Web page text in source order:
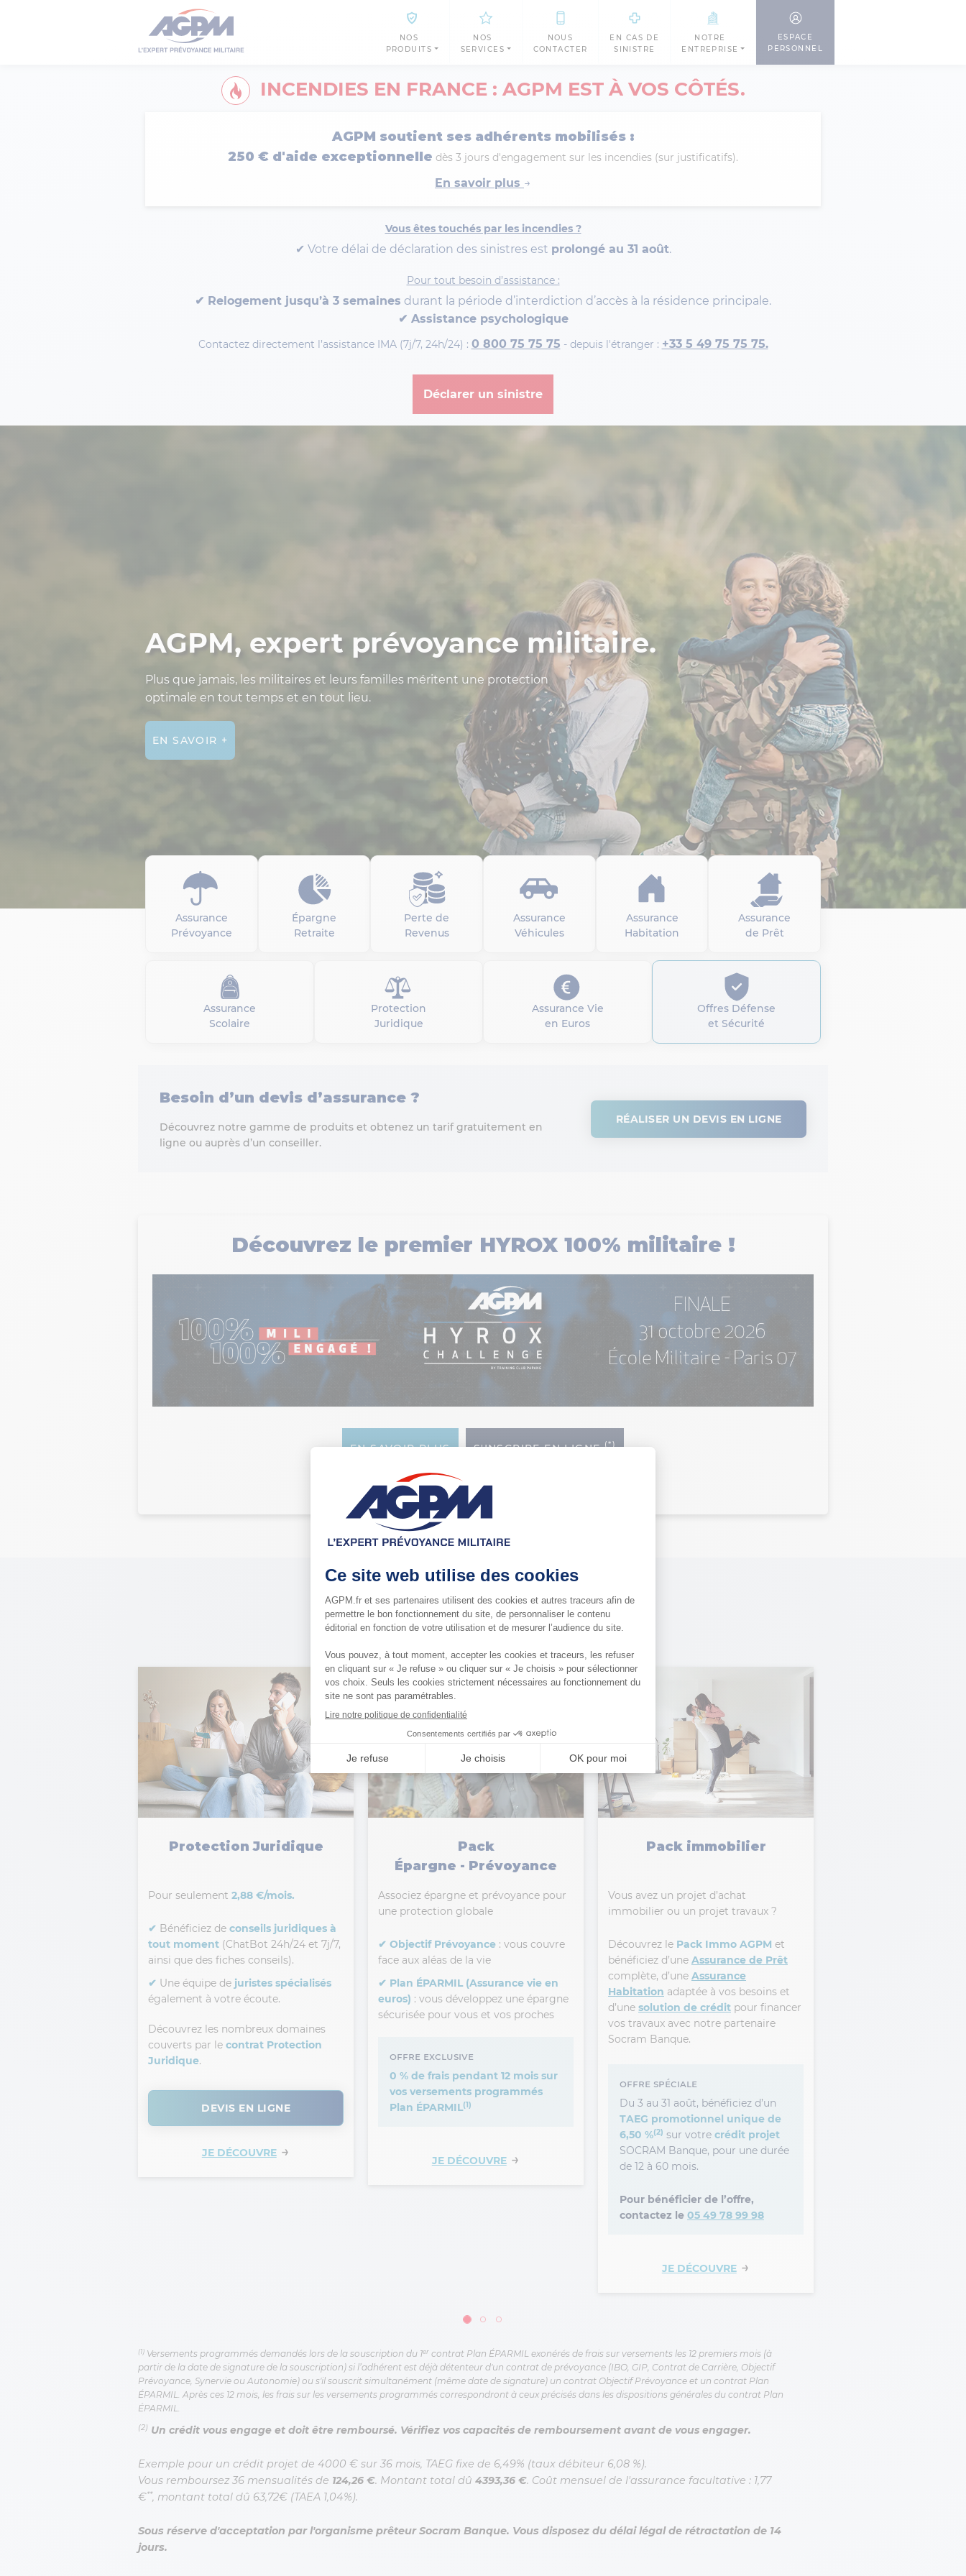
NOS
PRODUITS
NOS
SERVICES
NOUS
CONTACTER
EN CAS DE
SINISTRE
NOTRE
ENTREPRISE
ESPACE
PERSONNEL
INCENDIES EN FRANCE : AGPM EST À VOS CÔTÉS.
AGPM soutient ses adhérents mobilisés :
250 € d'aide exceptionnelle dès 3 jours d'engagement sur les incendies (sur justificatifs).
En savoir plus →
Vous êtes touchés par les incendies ?
✔ Votre délai de déclaration des sinistres est prolongé au 31 août.
Pour tout besoin d’assistance :
✔ Relogement jusqu’à 3 semaines durant la période d’interdiction d’accès à la résidence principale.
✔ Assistance psychologique
Contactez directement l’assistance IMA (7j/7, 24h/24) : 0 800 75 75 75 - depuis l'étranger : +33 5 49 75 75 75.
Déclarer un sinistre
AGPM, expert prévoyance militaire.
Plus que jamais, les militaires et leurs familles méritent une protection
optimale en tout temps et en tout lieu.
EN SAVOIR +
Assurance
Prévoyance
Épargne
Retraite
Perte de
Revenus
Assurance
Véhicules
Assurance
Habitation
Assurance
de Prêt
Assurance
Scolaire
Protection
Juridique
Assurance Vie
en Euros
Offres Défense
et Sécurité
Besoin d’un devis d’assurance ?
Découvrez notre gamme de produits et obtenez un tarif gratuitement en
ligne ou auprès d’un conseiller.
RÉALISER UN DEVIS EN LIGNE
Découvrez le premier HYROX 100% militaire !
EN SAVOIR PLUS S'INSCRIRE EN LIGNE(*)
* jusqu’au 31 août 2026
Nos offresdu moment
Protection Juridique
Pour seulement 2,88 €/mois.
✔ Bénéficiez de conseils juridiques à
tout moment (ChatBot 24h/24 et 7j/7,
ainsi que des fiches conseils).
✔ Une équipe de juristes spécialisés
également à votre écoute.
Découvrez les nombreux domaines
couverts par le contrat Protection
Juridique.
DEVIS EN LIGNE
JE DÉCOUVRE →
Pack
Épargne - Prévoyance
Associez épargne et prévoyance pour
une protection globale
✔ Objectif Prévoyance : vous couvre
face aux aléas de la vie
✔ Plan ÉPARMIL (Assurance vie en
euros) : vous développez une épargne
sécurisée pour vous et vos proches
Offre exclusive
0 % de frais pendant 12 mois sur
vos versements programmés
Plan ÉPARMIL(1)
JE DÉCOUVRE →
Pack immobilier
Vous avez un projet d’achat
immobilier ou un projet travaux ?
Découvrez le Pack Immo AGPM et
bénéficiez d’une Assurance de Prêt
complète, d’une Assurance
Habitation adaptée à vos besoins et
d’une solution de crédit pour financer
vos travaux avec notre partenaire
Socram Banque.
Offre Spéciale
Du 3 au 31 août, bénéficiez d’un
TAEG promotionnel unique de
6,50 %(2) sur votre crédit projet
SOCRAM Banque, pour une durée
de 12 à 60 mois.
Pour bénéficier de l’offre,
contactez le 05 49 78 99 98
JE DÉCOUVRE →
(1) Versements programmés demandés lors de la souscription du 1er contrat Plan ÉPARMIL exonérés de frais sur versements les 12 premiers mois (à
partir de la date de signature de la souscription) si l’adhérent est déjà détenteur d'un contrat de prévoyance (IBO, GIP, Contrat de Carrière, Objectif
Prévoyance, Synervie ou Autonomie) ou s'il souscrit simultanément (même date de signature) un contrat Objectif Prévoyance et un contrat Plan
ÉPARMIL. Après ces 12 mois, les frais sur les versements programmés correspondront à ceux précisés dans les dispositions générales du contrat Plan
ÉPARMIL.
(2) Un crédit vous engage et doit être remboursé. Vérifiez vos capacités de remboursement avant de vous engager.
Exemple pour un crédit projet de 4000 € sur 36 mois, TAEG fixe de 6,49% (taux débiteur 6,08 %).
Vous remboursez 36 mensualités de 124,26 €. Montant total dû 4393,36 €. Coût mensuel de l'assurance facultative : 1,77
€**, montant total dû 63,72€ (TAEA 1,04%).
Sous réserve d'acceptation par l'organisme prêteur Socram Banque. Vous disposez du délai légal de rétractation de 14
jours.